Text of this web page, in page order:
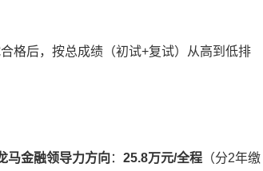
格后，按总成绩（初试+复试）从高到低排
马金融领导力方向 ： 25.8万元/全程 （分2年缴